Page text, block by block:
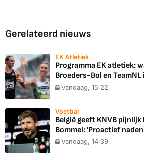
Gerelateerd nieuws
EK Atletiek
Programma EK atletiek:
Broeders-Bol en TeamNL
Vandaag, 15:22
Voetbal
België geeft KNVB pijnlijk
Bommel: 'Proactief
Vandaag, 14:39